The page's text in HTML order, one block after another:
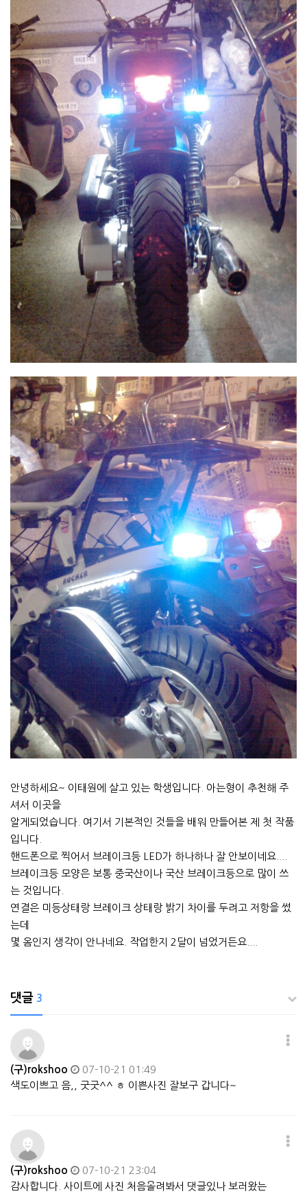
안녕하세요~ 이태원에 살고 있는 학생입니다. 아는형이 추천해 주
셔서 이곳을
알게되었습니다. 여기서 기본적인 것들을 배워 만들어본 제 첫 작품
입니다.
핸드폰으로 찍어서 브레이크등 LED가 하나하나 잘 안보이네요....
브레이크등 모양은 보통 중국산이나 국산 브레이크등으로 많이 쓰
는 것입니다.
연결은 미등상태랑 브레이크 상태랑 밝기 차이를 두려고 저항을 썼
는데
몇 옴인지 생각이 안나네요. 작업한지 2달이 넘었거든요....
댓글 3
(구)rokshoo
07-10-21 01:49
색도이쁘고 음,, 굿굿^^ ㅎ 이쁜사진 잘보구 갑니다~
(구)rokshoo
07-10-21 23:04
감사합니다. 사이트에 사진 처음올려봐서 댓글있나 보러왔는